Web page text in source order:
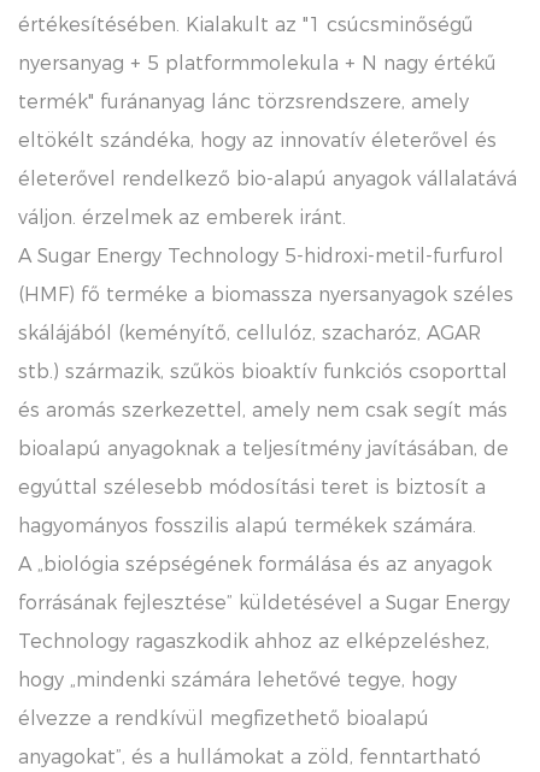
értékesítésében. Kialakult az "1 csúcsminőségű
nyersanyag + 5 platformmolekula + N nagy értékű
termék" furánanyag lánc törzsrendszere, amely
eltökélt szándéka, hogy az innovatív életerővel és
életerővel rendelkező bio-alapú anyagok vállalatává
váljon. érzelmek az emberek iránt.
A Sugar Energy Technology 5-hidroxi-metil-furfurol
(HMF) fő terméke a biomassza nyersanyagok széles
skálájából (keményítő, cellulóz, szacharóz, AGAR
stb.) származik, szűkös bioaktív funkciós csoporttal
és aromás szerkezettel, amely nem csak segít más
bioalapú anyagoknak a teljesítmény javításában, de
egyúttal szélesebb módosítási teret is biztosít a
hagyományos fosszilis alapú termékek számára.
A „biológia szépségének formálása és az anyagok
forrásának fejlesztése” küldetésével a Sugar Energy
Technology ragaszkodik ahhoz az elképzeléshez,
hogy „mindenki számára lehetővé tegye, hogy
élvezze a rendkívül megfizethető bioalapú
anyagokat”, és a hullámokat a zöld, fenntartható